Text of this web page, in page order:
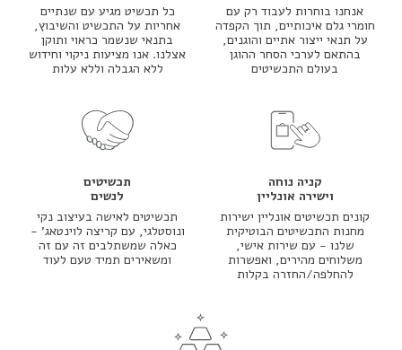
תכשיטים
לנשים
תכשיטים לאישה בעיצוב נקי
ונוסטלגי, עם קריצה לוינטאג' -
כאלה שמשתלבים זה עם זה
ומשאירים תמיד טעם לעוד
אנחנו בוחרות לעבוד רק עם
חומרי גלם איכותיים, תוך הקפדה
על תנאי ייצור אתיים והוגנים,
בהתאם לערכי הסחר ההוגן
בעולם התכשיטים
כל תכשיט מגיע עם שנתיים
אחריות על התכשיט והשיבוץ,
בתנאי שנשמר כראוי ותוקן
אצלנו. אנו מציעות ניקוי וחידוש
ללא הגבלה וללא עלות
קניה נוחה
וישירה אונליין
קונים תכשיטים אונליין ישירות
מחנות התכשיטים הבוטיקית
שלנו - עם שירות אישי,
משלוחים מהירים, ואפשרות
להחלפה/החזרה בקלות